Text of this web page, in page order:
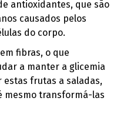
antioxidantes, que são
causados pelos
do corpo.
fibras, o que
a manter a glicemia
estas frutas a saladas,
mesmo transformá-las